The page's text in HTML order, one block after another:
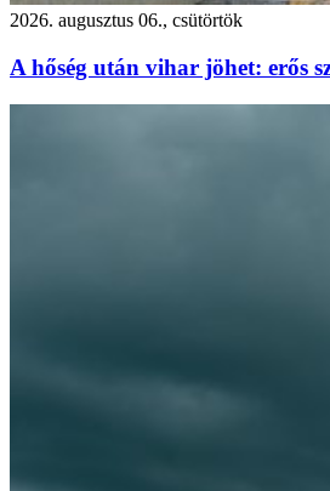
2026. augusztus 06., csütörtök
A hőség után vihar jöhet: erős